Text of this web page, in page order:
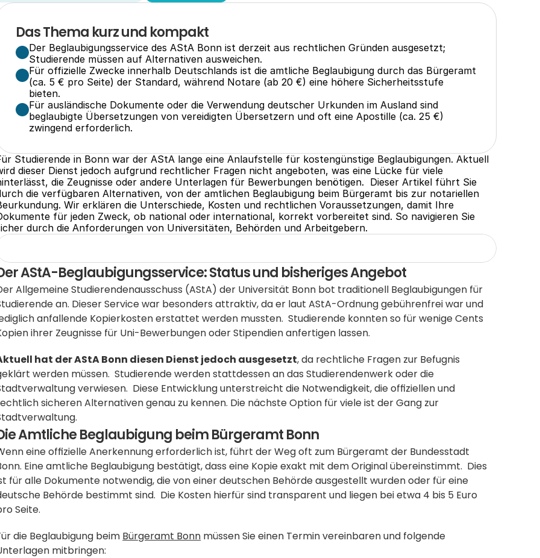
Das Thema kurz und kompakt
Der Beglaubigungsservice des AStA Bonn ist derzeit aus rechtlichen Gründen ausgesetzt;
Studierende müssen auf Alternativen ausweichen.
Für offizielle Zwecke innerhalb Deutschlands ist die amtliche Beglaubigung durch das Bürgeramt
(ca. 5 € pro Seite) der Standard, während Notare (ab 20 €) eine höhere Sicherheitsstufe
bieten.
Für ausländische Dokumente oder die Verwendung deutscher Urkunden im Ausland sind
beglaubigte Übersetzungen von vereidigten Übersetzern und oft eine Apostille (ca. 25 €)
zwingend erforderlich.
Studierende in Bonn war der AStA lange eine Anlaufstelle für kostengünstige Beglaubigungen. Aktuell
dieser Dienst jedoch aufgrund rechtlicher Fragen nicht angeboten, was eine Lücke für viele
die Zeugnisse oder andere Unterlagen für Bewerbungen benötigen.  Dieser Artikel führt Sie
die verfügbaren Alternativen, von der amtlichen Beglaubigung beim Bürgeramt bis zur notariellen
Wir erklären die Unterschiede, Kosten und rechtlichen Voraussetzungen, damit Ihre
für jeden Zweck, ob national oder international, korrekt vorbereitet sind. So navigieren Sie
durch die Anforderungen von Universitäten, Behörden und Arbeitgebern.
AStA-Beglaubigungsservice: Status und bisheriges Angebot
Allgemeine Studierendenausschuss (AStA) der Universität Bonn bot traditionell Beglaubigungen für
an. Dieser Service war besonders attraktiv, da er laut AStA-Ordnung gebührenfrei war und
anfallende Kopierkosten erstattet werden mussten.  Studierende konnten so für wenige Cents
ihrer Zeugnisse für Uni-Bewerbungen oder Stipendien anfertigen lassen.
hat der AStA Bonn diesen Dienst jedoch ausgesetzt, da rechtliche Fragen zur Befugnis
werden müssen.  Studierende werden stattdessen an das Studierendenwerk oder die
verwiesen.  Diese Entwicklung unterstreicht die Notwendigkeit, die offiziellen und
sicheren Alternativen genau zu kennen. Die nächste Option für viele ist der Gang zur
Amtliche Beglaubigung beim Bürgeramt Bonn
eine offizielle Anerkennung erforderlich ist, führt der Weg oft zum Bürgeramt der Bundesstadt
Eine amtliche Beglaubigung bestätigt, dass eine Kopie exakt mit dem Original übereinstimmt.  Dies
für alle Dokumente notwendig, die von einer deutschen Behörde ausgestellt wurden oder für eine
Behörde bestimmt sind.  Die Kosten hierfür sind transparent und liegen bei etwa 4 bis 5 Euro
Seite.
die Beglaubigung beim Bürgeramt Bonn müssen Sie einen Termin vereinbaren und folgende
mitbringen: